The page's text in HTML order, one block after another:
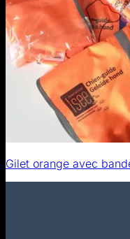
Gilet orange avec